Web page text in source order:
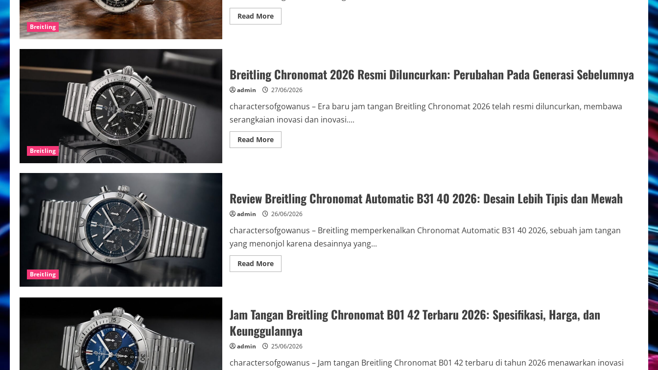
Breitling
Read MoreRead
more
Terbaru
2026:
Memilih
Terbaik
Breitling
Breitling Chronomat 2026 Resmi Diluncurkan: Perubahan Pada Generasi Sebelumnya
admin 27/06/2026
charactersofgowanus – Era baru jam tangan Breitling Chronomat 2026 telah resmi diluncurkan, membawa
serangkaian inovasi dan inovasi....
Read MoreRead
more
Perubahan
Pada
Generasi
Sebelumnya
Breitling
Review Breitling Chronomat Automatic B31 40 2026: Desain Lebih Tipis dan Mewah
admin 26/06/2026
charactersofgowanus – Breitling memperkenalkan Chronomat Automatic B31 40 2026, sebuah jam tangan
yang menonjol karena desainnya yang...
Read MoreRead
more
B31
40
2026:
Desain
Lebih
Tipis
Mewah
Jam Tangan Breitling Chronomat B01 42 Terbaru 2026: Spesifikasi, Harga, dan
Keunggulannya
admin 25/06/2026
charactersofgowanus – Jam tangan Breitling Chronomat B01 42 terbaru di tahun 2026 menawarkan inovasi